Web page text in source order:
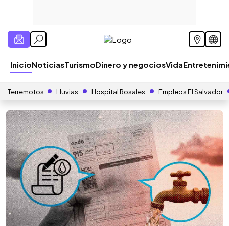
InicioNoticiasTurismoDinero y negociosVida
Terremotos Lluvias Hospital Rosales Empleos El Salvador